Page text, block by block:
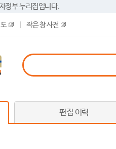
정부 누리집입니다.
작은 창 사전
편집 이력